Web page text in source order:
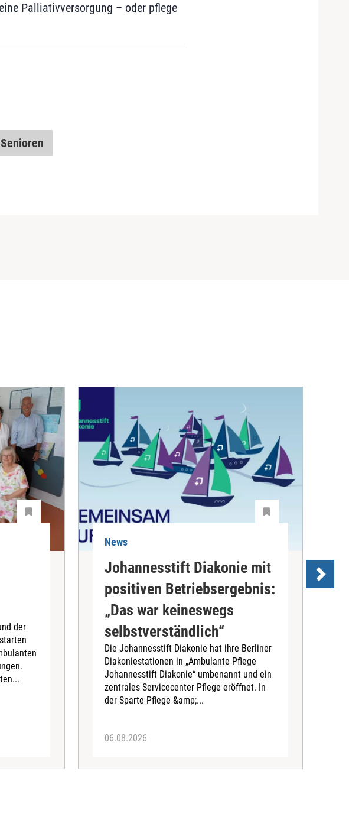
Palliativversorgung – oder pflege
Senioren
der
News
Johannesstift Diakonie mit
positiven Betriebsergebnis:
„Das war keineswegs
selbstverständlich“
Die Johannesstift Diakonie hat ihre Berliner
Diakoniestationen in „Ambulante Pflege
Johannesstift Diakonie“ umbenannt und ein
zentrales Servicecenter Pflege eröffnet. In
der Sparte Pflege &amp;...
06.08.2026